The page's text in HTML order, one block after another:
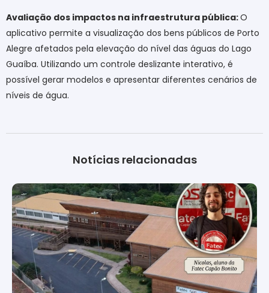
Avaliação dos impactos na infraestrutura pública:O
aplicativo permite a visualização dos bens públicos de Porto
Alegre afetados pela elevação do nível das águas do Lago
Guaíba. Utilizando um controle deslizante interativo, é
possível gerar modelos e apresentar diferentes cenários de
níveis de água.
Notícias relacionadas